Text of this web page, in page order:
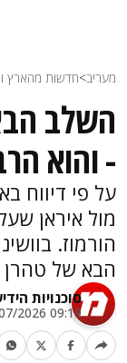
מעריב>חדשות מהארץ
השלב
- והוא
על פי דיווח
מול איראן
הורמוז.
הבא של טהרן
סוכנויות
09:19 09/07/2026